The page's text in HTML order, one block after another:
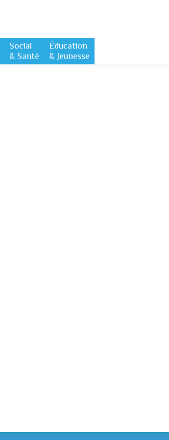
Social
& Santé
Éducation
& Jeunesse